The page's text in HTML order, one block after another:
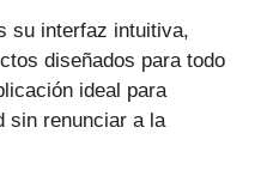
su interfaz intuitiva,
diseñados para todo
ideal para
sin renunciar a la